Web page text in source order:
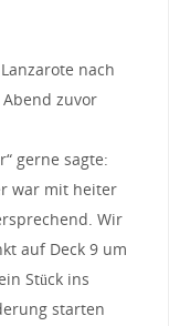
nach
zuvor
gerne sagte:
war mit heiter
Wir
auf Deck 9 um
Stück ins
starten